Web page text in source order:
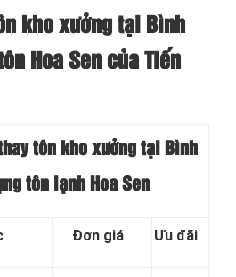
kho xưởng tại Bình
Hoa Sen của Tiến
tôn kho xưởng tại Bình
tôn lạnh Hoa Sen
Đơn giá Ưu đãi